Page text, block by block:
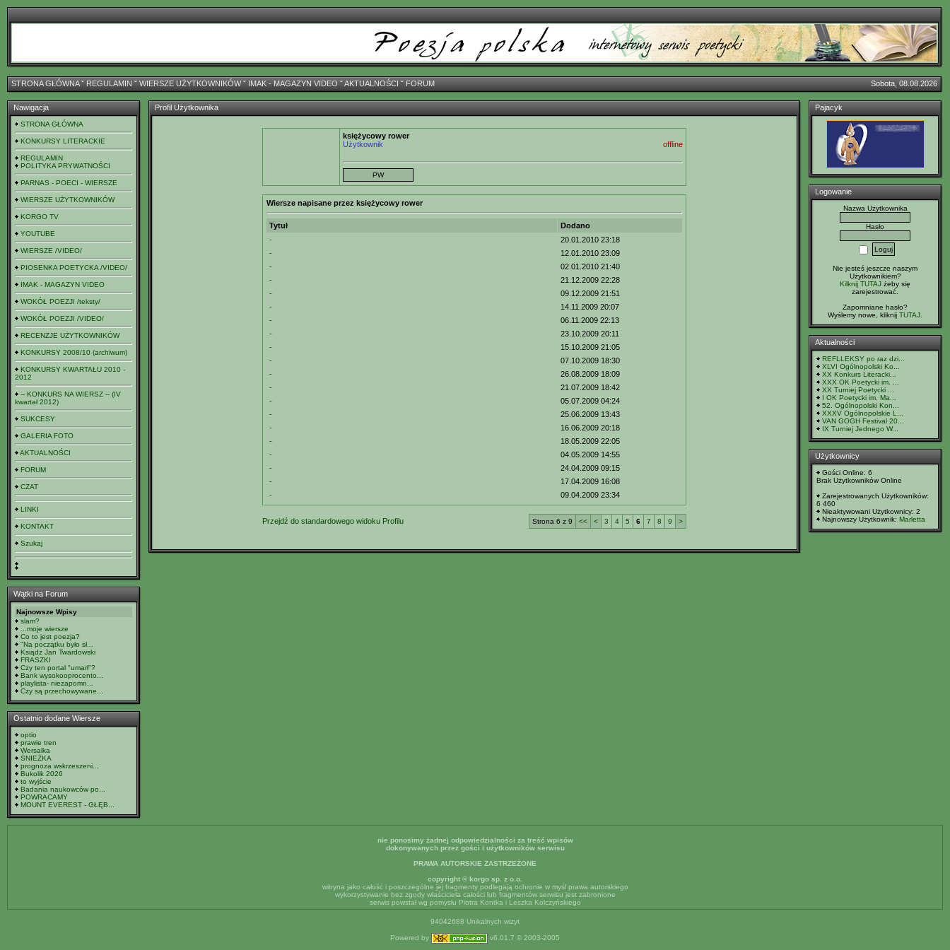
STRONA GŁÓWNAˇ REGULAMIN ˇ WIERSZE UŻYTKOWNIKÓWˇ IMAK - MAGAZYN VIDEO ˇAKTUALNOŚCI ˇ FORUM Sobota, 08.08.2026
Nawigacja
STRONA GŁÓWNA
KONKURSY LITERACKIE
REGULAMIN
POLITYKA PRYWATNOŚCI
PARNAS - POECI - WIERSZE
WIERSZE UŻYTKOWNIKÓW
KORGO TV
YOUTUBE
WIERSZE /VIDEO/
PIOSENKA POETYCKA /VIDEO/
IMAK - MAGAZYN VIDEO
WOKÓŁ POEZJI /teksty/
WOKÓŁ POEZJI /VIDEO/
RECENZJE UŻYTKOWNIKÓW
KONKURSY 2008/10 (archiwum)
KONKURSY KWARTAŁU 2010 -
2012
-- KONKURS NA WIERSZ -- (IV
kwartał 2012)
SUKCESY
GALERIA FOTO
AKTUALNOŚCI
FORUM
CZAT
LINKI
KONTAKT
Szukaj
Wątki na Forum
Najnowsze Wpisy
slam?
...moje wiersze
Co to jest poezja?
"Na początku było sł...
Ksiądz Jan Twardowski
FRASZKI
Czy ten portal "umarł"?
Bank wysokooprocento...
playlista- niezapomn...
Czy są przechowywane...
Ostatnio dodane Wiersze
optio
prawie tren
Wersalka
ŚNIEŻKA
prognoza wskrzeszeni...
Bukolik 2026
to wyjście
Badania naukowców po...
POWRACAMY
MOUNT EVEREST - GŁĘB...
Profil Użytkownika
księżycowy rower
Użytkownik
offline
Wiersze napisane przez księżycowy rower
Tytuł
Dodano
-
20.01.2010 23:18
-
12.01.2010 23:09
-
02.01.2010 21:40
-
21.12.2009 22:28
-
09.12.2009 21:51
-
14.11.2009 20:07
-
06.11.2009 22:13
-
23.10.2009 20:11
-
15.10.2009 21:05
-
07.10.2009 18:30
-
26.08.2009 18:09
-
21.07.2009 18:42
-
05.07.2009 04:24
-
25.06.2009 13:43
-
16.06.2009 20:18
-
18.05.2009 22:05
-
04.05.2009 14:55
-
24.04.2009 09:15
-
17.04.2009 16:08
-
09.04.2009 23:34
Przejdź do standardowego widoku Profilu Strona 6 z 9 << < 3 4 5 6 7 8 9 >
Pajacyk
Logowanie
Nazwa Użytkownika
Hasło
Nie jesteś jeszcze naszym
Użytkownikiem?
Kilknij TUTAJ żeby się
zarejestrować.
Zapomniane hasło?
Wyślemy nowe, kliknij TUTAJ
Aktualności
REFLLEKSY po raz dzi...
XLVI Ogólnopolski Ko...
XX Konkurs Literacki...
XXX OK Poetycki im. ...
XX Turniej Poetycki ...
I OK Poetycki im. Ma...
52. Ogólnopolski Kon...
XXXV Ogólnopolskie L...
VAN GOGH Festival 20...
IX Turniej Jednego W...
Użytkownicy
Gości Online: 6
Brak Użytkowników Online
Zarejestrowanych Użytkowników:
6 460
Nieaktywowani Użytkownicy: 2
Najnowszy Użytkownik: Marletta
nie ponosimy żadnej odpowiedzialności za treść wpisów
dokonywanych przez gości i użytkowników serwisu
PRAWA AUTORSKIE ZASTRZEŻONE
copyright © korgo sp. z o.o.
witryna jako całość i poszczególne jej fragmenty podlegają ochronie w myśl prawa autorskiego
wykorzystywanie bez zgody właściciela całości lub fragmentów serwisu jest zabronione
serwis powstał wg pomysłu Piotra Kontka i Leszka Kolczyńskiego
94042688 Unikalnych wizyt
Powered by v6.01.7 © 2003-2005